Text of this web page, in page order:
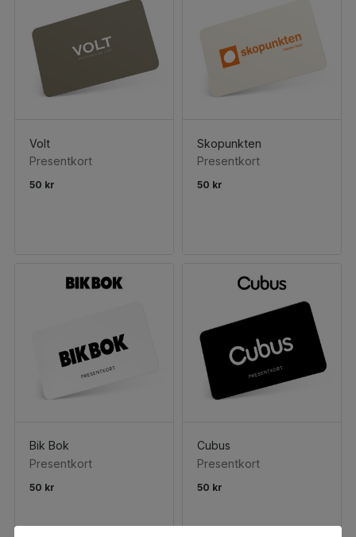
Volt
Presentkort
50 kr
Skopunkten
Presentkort
50 kr
Bik Bok
Presentkort
50 kr
Cubus
Presentkort
50 kr